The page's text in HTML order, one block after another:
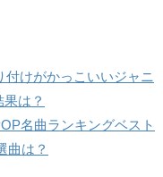
けがかっこいいジャニ
は？
名曲ランキングベスト
曲は？